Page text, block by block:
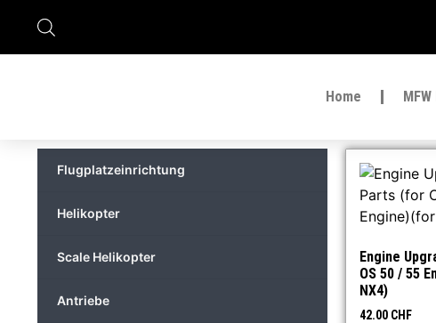
Home
Flugplatzeinrichtung
Helikopter
Scale Helikopter
Antriebe
Engine
OS 50 / 55
NX4)
42.00 CHF